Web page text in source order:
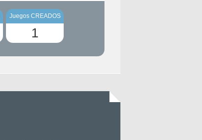
Juegos CREADOS
1